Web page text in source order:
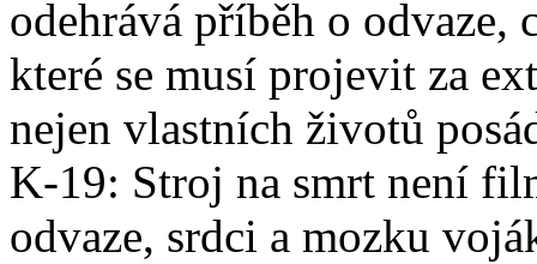
odehrává příběh o odvaze,
které se musí projevit za
nejen vlastních životů
K-19: Stroj na smrt není
odvaze, srdci a mozku